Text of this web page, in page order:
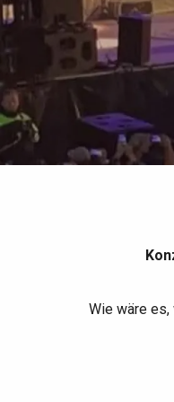
Die
Frühling
Wenn es
Unter
Trendige
Bester
Zug
Wie wäre